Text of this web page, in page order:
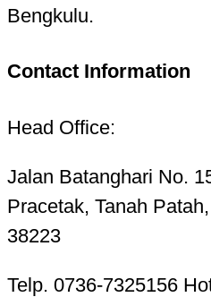
Bengkulu.
Contact Information
Head Office:
Jalan Batanghari No.
Pracetak, Tanah
38223
Telp. 0736-7325156